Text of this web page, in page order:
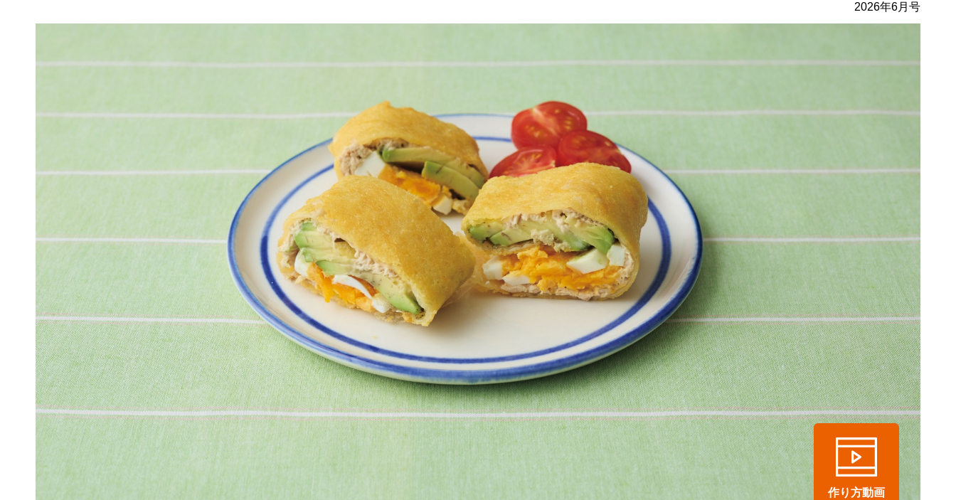
2026年6月号
作り方動画